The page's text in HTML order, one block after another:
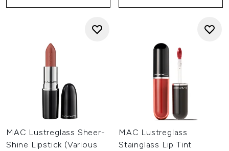
MAC Lustreglass Sheer-
Shine Lipstick (Various
MAC Lustreglass
Stainglass Lip Tint